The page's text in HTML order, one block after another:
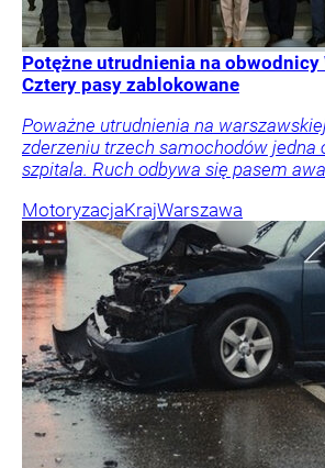
Potężne utrudnienia na obwodnicy
Cztery pasy zablokowane
Poważne utrudnienia na
zderzeniu trzech samochodów jedna
szpitala. Ruch odbywa się pasem
MotoryzacjaKrajWarszawa